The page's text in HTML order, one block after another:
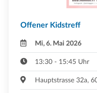
Offener Kidstreff
Mi, 6. Mai 2026
13:30 - 15:45 Uhr
Hauptstrasse 32a,